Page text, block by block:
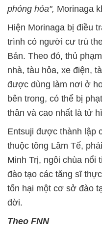
phóng hỏa", Morinaga
Hiện Morinaga bị điều
trình có người cư trú
Bản. Theo đó, thủ
nhà, tàu hỏa, xe điện,
được dùng làm nơi ở
bên trong, có thể bị
thân và cao nhất là tử
Entsuji được thành lập
thuộc tông Lâm Tế,
Minh Trị, ngôi chùa nổi
đào tạo các tăng sĩ
tổn hại một cơ sở đào
đời.
Theo FNN